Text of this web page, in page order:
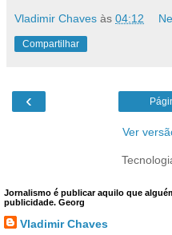
Vladimir Chaves às 04:12
Compartilhar
‹
Ver
Jornalismo é publicar aquilo que
publicidade. Georg
Vladimir Chaves